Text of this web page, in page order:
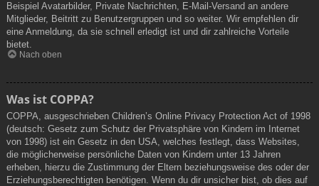
Beispiel Avatarbilder, Private Nachrichten, E-Mail-Versand an andere
Mitglieder, Beitritt zu Benutzergruppen und so weiter. Wir empfehlen dir
eine Anmeldung, da sie schnell erledigt ist und dir zahlreiche Vorteile
bietet.
Nach oben
Was ist COPPA?
COPPA, ausgeschrieben Children’s Online Privacy Protection Act of 1998
(deutsch: Gesetz zum Schutz der Privatsphäre von Kindern im Internet
von 1998) ist ein Gesetz in den USA, welches festlegt, dass Websites,
die möglicherweise persönliche Daten von Kindern unter 13 Jahren
erheben, hierzu die Zustimmung der Eltern beziehungsweise des oder der
Erziehungsberechtigten benötigen. Wenn du dir unsicher bist, ob dies auf